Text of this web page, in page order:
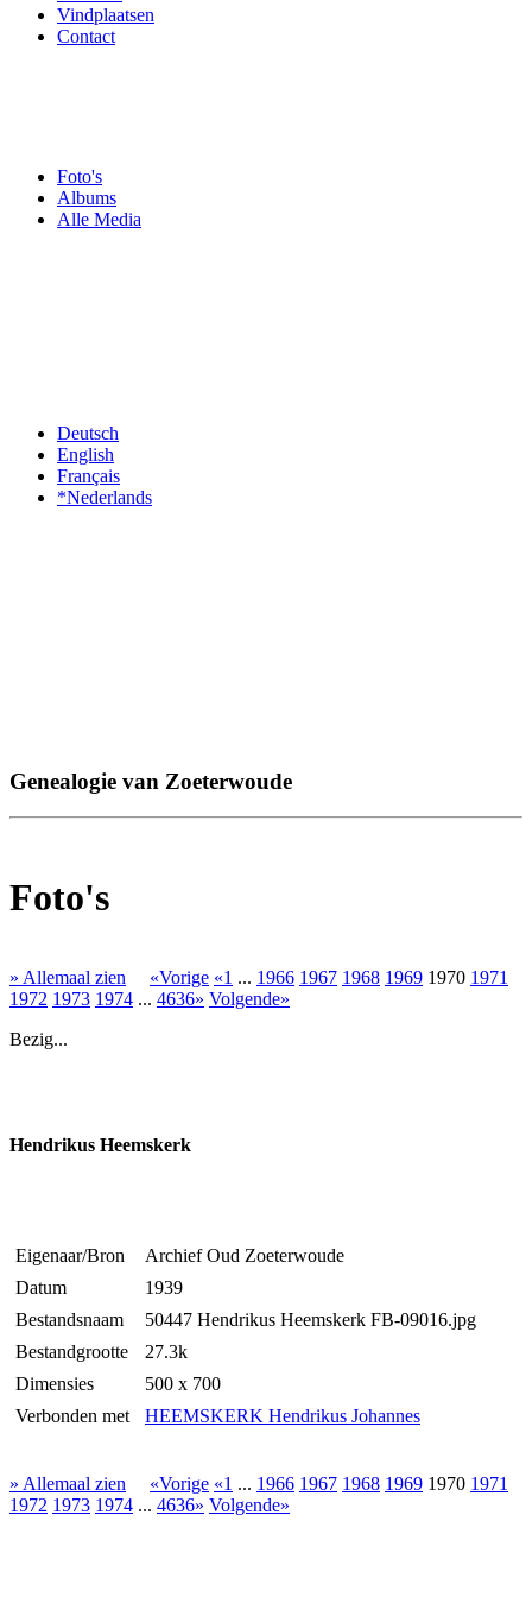
Foto's
Albums
Alle Media
Vindplaatsen
Contact
Deutsch
English
Français
*Nederlands
Genealogie van Zoeterwoude
Foto's
» Allemaal zien «Vorige «1 ... 1966 1967 1968 1969 1970 1971
1972 1973 1974 ... 4636» Volgende»
Bezig...
Hendrikus Heemskerk
Eigenaar/Bron
Archief Oud Zoeterwoude
Datum
1939
Bestandsnaam
50447 Hendrikus Heemskerk FB-09016.jpg
Bestandgrootte
27.3k
Dimensies
500 x 700
Verbonden met
HEEMSKERK Hendrikus Johannes
» Allemaal zien «Vorige «1 ... 1966 1967 1968 1969 1970 1971
1972 1973 1974 ... 4636» Volgende»